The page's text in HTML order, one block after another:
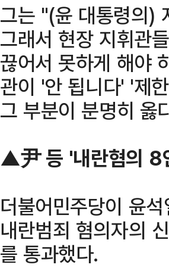
그는 "(윤 대통령의)
그래서 현장 지휘관
끊어서 못하게 해야
관이 '안 됩니다' '제
그 부분이 분명히 옳
▲尹 등 '내란혐의 8
더불어민주당이 윤
내란범죄 혐의자의
를 통과했다.